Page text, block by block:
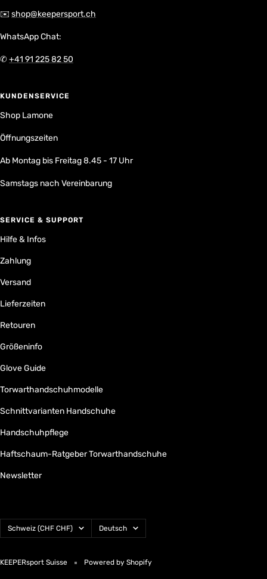
✉️ shop@keepersport.ch
WhatsApp Chat:
✆+41 91 225 82 50
KUNDENSERVICE
Shop Lamone
Öffnungszeiten
Ab Montag bis Freitag 8.45 - 17 Uhr
Samstags nach Vereinbarung
SERVICE & SUPPORT
Hilfe & Infos
Zahlung
Versand
Lieferzeiten
Retouren
Größeninfo
Glove Guide
Torwarthandschuhmodelle
Schnittvarianten Handschuhe
Handschuhpflege
Haftschaum-Ratgeber Torwarthandschuhe
Newsletter
Land/Region
Schweiz (CHF CHF) Sprache
Deutsch
KEEPERsport Suisse Powered by Shopify